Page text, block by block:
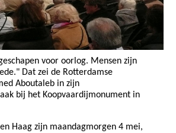
voor oorlog. Mensen zijn
Dat zei de Rotterdamse
Aboutaleb in zijn
bij het Koopvaardijmonument in
Haag zijn maandagmorgen 4 mei,